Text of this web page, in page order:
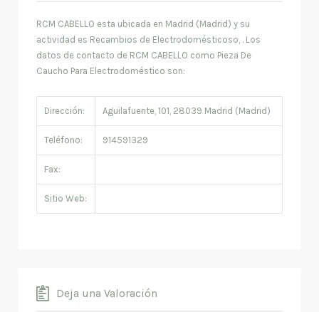
RCM CABELLO esta ubicada en Madrid (Madrid) y su
actividad es Recambios de Electrodomésticoso, . Los
datos de contacto de RCM CABELLO como Pieza De
Caucho Para Electrodoméstico son:
Dirección: Aguilafuente, 101, 28039 Madrid (Madrid)
Teléfono: 914591329
Fax:
Sitio Web:
Deja una Valoración